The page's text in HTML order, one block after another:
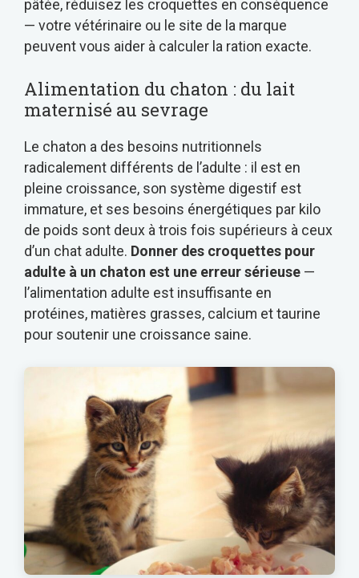
pâtée, réduisez les croquettes en conséquence
— votre vétérinaire ou le site de la marque
peuvent vous aider à calculer la ration exacte.
Alimentation du chaton : du lait
maternisé au sevrage
Le chaton a des besoins nutritionnels
radicalement différents de l’adulte : il est en
pleine croissance, son système digestif est
immature, et ses besoins énergétiques par kilo
de poids sont deux à trois fois supérieurs à ceux
d’un chat adulte. Donner des croquettes pour
adulte à un chaton est une erreur sérieuse —
l’alimentation adulte est insuffisante en
protéines, matières grasses, calcium et taurine
pour soutenir une croissance saine.